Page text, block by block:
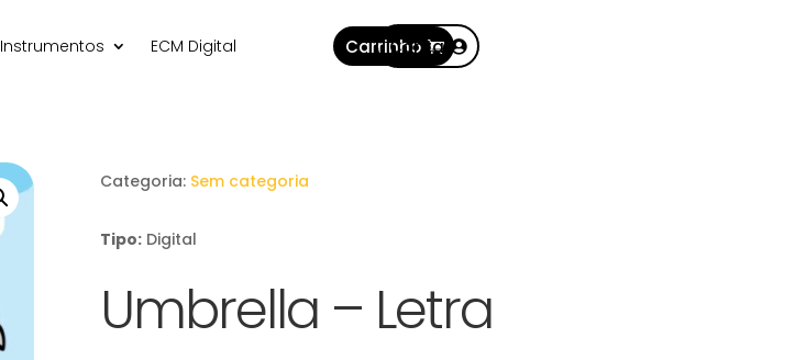
Instrumentos ECM Digital Carrinho
Conta
Categoria: Sem categoria
Tipo: Digital
Umbrella – Letra